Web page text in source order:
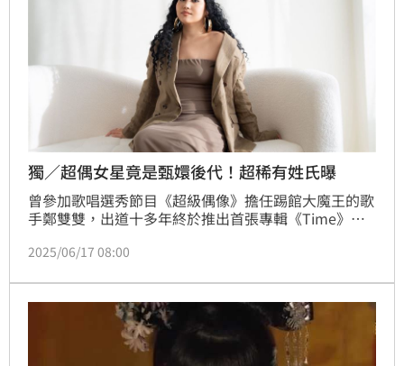
獨／超偶女星竟是甄嬛後代！超稀有姓氏曝
曾參加歌唱選秀節目《超級偶像》擔任踢館大魔王的歌
手鄭雙雙，出道十多年終於推出首張專輯《Time》，
聞網》專訪，也分享自己出道的甘苦談，還意外地揭露
2025/06/17 08:00